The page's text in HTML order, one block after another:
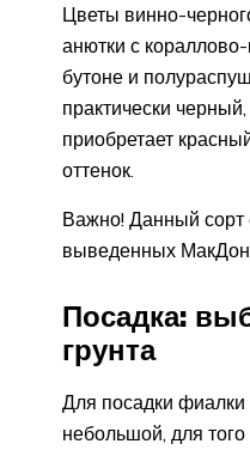
Цветы винно-
анютки с
бутоне и
практически
приобретает
оттенок.
Важно! Данный сорт
выведенных
Посадка:
грунта
Для посадки фиалки
небольшой, для